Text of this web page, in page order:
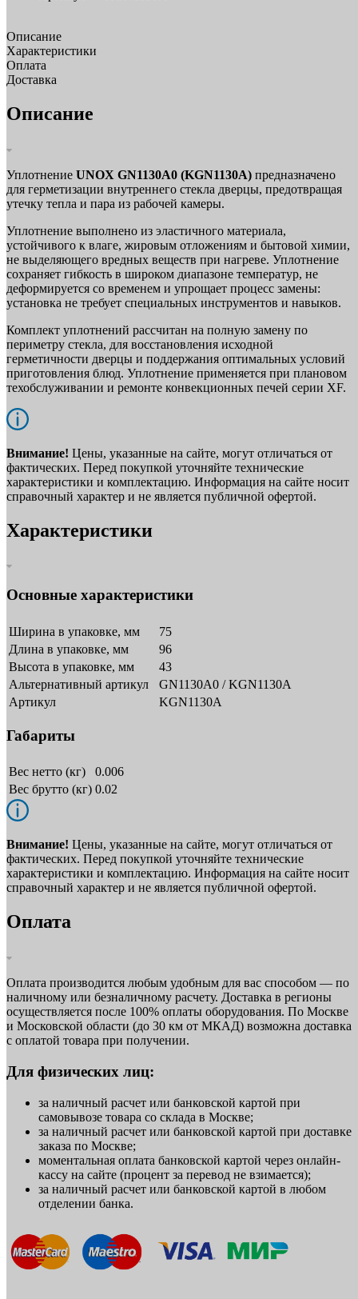
Описание
Характеристики
Оплата
Доставка
Описание
Уплотнение UNOX GN1130A0 (KGN1130A) предназначено
для герметизации внутреннего стекла дверцы, предотвращая
утечку тепла и пара из рабочей камеры.
Уплотнение выполнено из эластичного материала,
устойчивого к влаге, жировым отложениям и бытовой химии,
не выделяющего вредных веществ при нагреве. Уплотнение
сохраняет гибкость в широком диапазоне температур, не
деформируется со временем и упрощает процесс замены:
установка не требует специальных инструментов и навыков.
Комплект уплотнений рассчитан на полную замену по
периметру стекла, для восстановления исходной
герметичности дверцы и поддержания оптимальных условий
приготовления блюд. Уплотнение применяется при плановом
техобслуживании и ремонте конвекционных печей серии XF.
Внимание! Цены, указанные на сайте, могут отличаться от
фактических. Перед покупкой уточняйте технические
характеристики и комплектацию. Информация на сайте носит
справочный характер и не является публичной офертой.
Характеристики
Основные характеристики
Ширина в упаковке, мм
75
Длина в упаковке, мм
96
Высота в упаковке, мм
43
Альтернативный артикул
GN1130A0 / KGN1130A
Артикул
KGN1130A
Габариты
Вес нетто (кг)
0.006
Вес брутто (кг) 0.02
Внимание! Цены, указанные на сайте, могут отличаться от
фактических. Перед покупкой уточняйте технические
характеристики и комплектацию. Информация на сайте носит
справочный характер и не является публичной офертой.
Оплата
Оплата производится любым удобным для вас способом — по
наличному или безналичному расчету. Доставка в регионы
осуществляется после 100% оплаты оборудования. По Москве
и Московской области (до 30 км от МКАД) возможна доставка
с оплатой товара при получении.
Для физических лиц:
за наличный расчет или банковской картой при
самовывозе товара со склада в Москве;
за наличный расчет или банковской картой при доставке
заказа по Москве;
моментальная оплата банковской картой через онлайн-
кассу на сайте (процент за перевод не взимается);
за наличный расчет или банковской картой в любом
отделении банка.